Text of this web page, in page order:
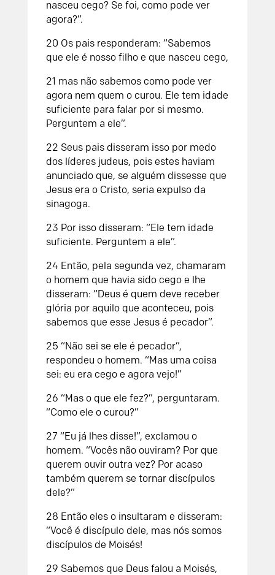
nasceu cego? Se foi, como pode ver
agora?”.
20 Os pais responderam: “Sabemos
que ele é nosso filho e que nasceu cego,
21 mas não sabemos como pode ver
agora nem quem o curou. Ele tem idade
suficiente para falar por si mesmo.
Perguntem a ele”.
22 Seus pais disseram isso por medo
dos líderes judeus, pois estes haviam
anunciado que, se alguém dissesse que
Jesus era o Cristo, seria expulso da
sinagoga.
23 Por isso disseram: “Ele tem idade
suficiente. Perguntem a ele”.
24 Então, pela segunda vez, chamaram
o homem que havia sido cego e lhe
disseram: “Deus é quem deve receber
glória por aquilo que aconteceu, pois
sabemos que esse Jesus é pecador”.
25 “Não sei se ele é pecador”,
respondeu o homem. “Mas uma coisa
sei: eu era cego e agora vejo!”
26 “Mas o que ele fez?”, perguntaram.
“Como ele o curou?”
27 “Eu já lhes disse!”, exclamou o
homem. “Vocês não ouviram? Por que
querem ouvir outra vez? Por acaso
também querem se tornar discípulos
dele?”
28 Então eles o insultaram e disseram:
“Você é discípulo dele, mas nós somos
discípulos de Moisés!
29 Sabemos que Deus falou a Moisés,